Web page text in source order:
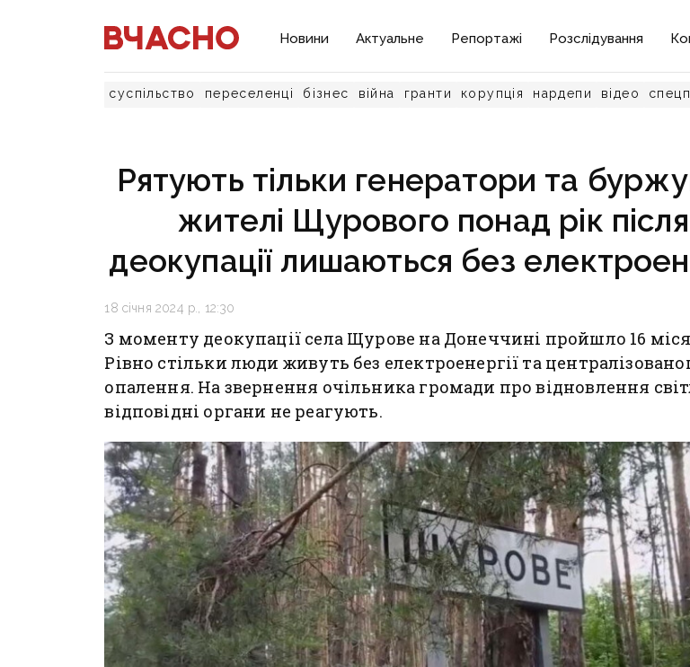
Новини Актуальне Репортажі Розслідування
суспільство переселенці бізнес війна гранти корупція нардепи відео
Рятують тільки генератори та
жителі Щурового понад рік після
деокупації лишаються без
18 січня 2024 р., 12:30
З моменту деокупації села Щурове на Донеччині пройшло 16
Рівно стільки люди живуть без електроенергії та
опалення. На звернення очільника громади про відновлення
відповідні органи не реагують.